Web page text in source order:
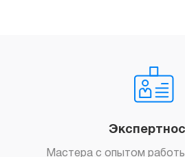
Мастера с опытом